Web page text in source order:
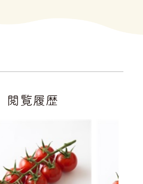
閲覧履歴